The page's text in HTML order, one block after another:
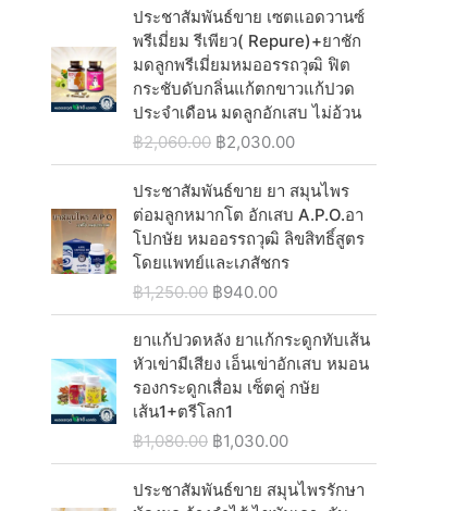
.9
0
.
0
0
.
0
0
.
s
:
฿
1
,
2
9
0
.
0
0
.
฿
1
,
0
4
0
.
0
0
.
p
r
i
c
e
a
:
฿
1
,
2
9
0
.
0
0
.
r
i
c
e
i
:
9
4
0
.
0
0
.
i
g
i
n
a
l
r
i
c
e
a
:
฿
6
2
0
.
0
r
r
e
n
t
p
i
c
e
i
:
5
4
0
0
0
.
ประชาสัมพันธ์ขาย เซตแอดวานซ์
พรีเมี่ยม รีเพียว( Repure)+ยาชัก
มดลูกพรีเมี่ยมหมออรรถวุฒิ ฟิต
กระชับดับกลิ่นแก้ตกขาวแก้ปวด
ประจำเดือน มดลูกอักเสบ ไม่อ้วน
฿2,060.00 O
r
i
g
i
n
a
p
r
i
c
w
s
฿2,030.00C
u
r
r
e
i
c
:
฿
ประชาสัมพันธ์ขาย ยา สมุนไพร
ต่อมลูกหมากโต อักเสบ A.P.O.อา
โปกษัย หมออรรถวุฒิ ลิขสิทธิ์สูตร
โดยแพทย์และเภสัชกร
฿1,250.00 O
r
i
g
i
n
a
p
r
฿940.00C
u
r
r
e
t
r
i
ยาแก้ปวดหลัง ยาแก้กระดูกทับเส้น
หัวเข่ามีเสียง เอ็นเข่าอักเสบ หมอน
รองกระดูกเสื่อม เซ็ตคู่ กษัย
เส้น1+ตรีโลก1
฿1,080.00 O
r
i
฿1,030.00C
u
r
ประชาสัมพันธ์ขาย สมุนไพรรักษา